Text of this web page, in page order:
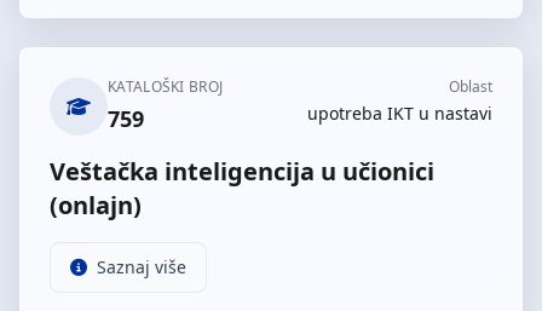
KATALOŠKI BROJ
759
Oblast
upotreba IKT u nastavi
Veštačka inteligencija u učionici
(onlajn)
Saznaj više